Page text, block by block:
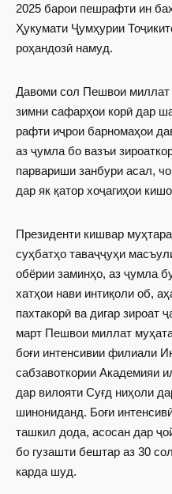
2025 барои пешрафти ин
Ҳукумати Ҷумҳурии
роҳандозӣ намуд.
Давоми сол Пешвои
зимни сафарҳои корӣ дар
рафти иҷрои барномаҳои
аз ҷумла бо вазъи
парвариши занбури асал,
дар як қатор хоҷагиҳои
Президенти кишвар
суҳбатҳо таваҷҷуҳи
обёрии заминҳо, аз ҷумла
хатҳои нави интиқоли об,
пахтакорӣ ва дигар зироат
март Пешвои миллат
боғи интенсивии филиали
сабзавоткории Академияи
дар вилояти Суғд ниҳоли
шинониданд. Боғи
ташкил дода, асосан дар
бо гузашти бештар аз 30
карда шуд.